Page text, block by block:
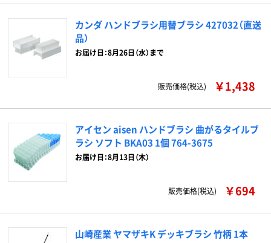
カンダ ハンドブラシ用替ブラシ 427032（直送
品）
お届け日：8月26日（水）まで
販売価格(税込) ￥1,438
アイセン aisen ハンドブラシ 曲がるタイルブ
ラシ ソフト BKA03 1個 764-3675
お届け日：8月13日（木）
販売価格(税込) ￥694
山崎産業 ヤマザキK デッキブラシ 竹柄 1本